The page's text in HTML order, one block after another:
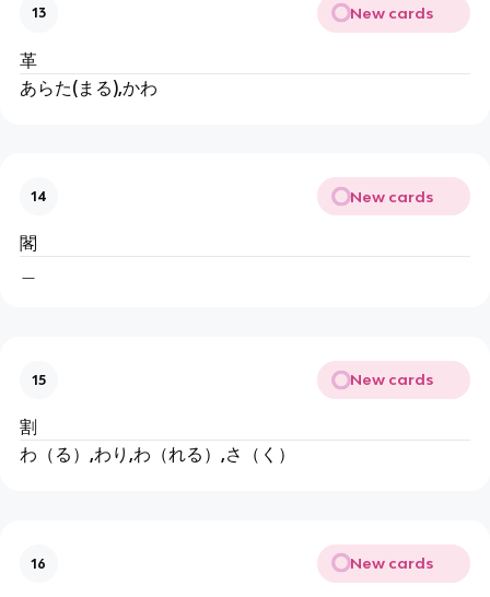
13 New cards
革
あらた(まる),かわ
14 New cards
閣
15 New cards
割
わ（る）,わり,わ（れる）,さ（く）
16 New cards